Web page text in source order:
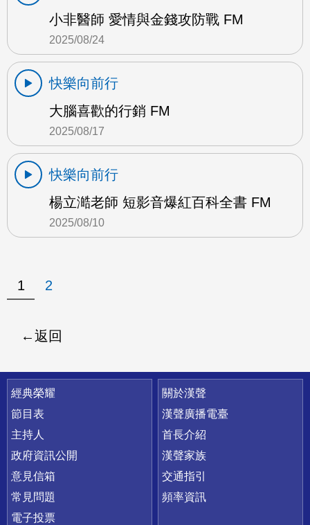
小非醫師 愛情與金錢攻防戰 FM
2025/08/24
快樂向前行
大腦喜歡的行銷 FM
2025/08/17
快樂向前行
楊立澔老師 短影音爆紅百科全書 FM
2025/08/10
1 2
返回
快速連結
經典榮耀
節目表
主持人
政府資訊公開
意見信箱
常見問題
電子投票
關於漢聲
漢聲廣播電臺
首長介紹
漢聲家族
交通指引
頻率資訊